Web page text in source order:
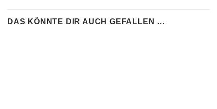
DAS KÖNNTE DIR AUCH GEFALLEN …